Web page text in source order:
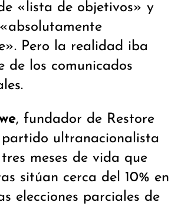
«lista de objetivos» y
Pero la realidad iba
de los comunicados
, fundador de Restore
ultranacionalista
meses de vida que
sitúan cerca del 10% en
elecciones parciales de